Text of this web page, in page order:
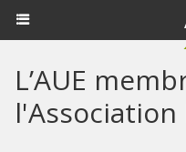
L’AUE
l'Association